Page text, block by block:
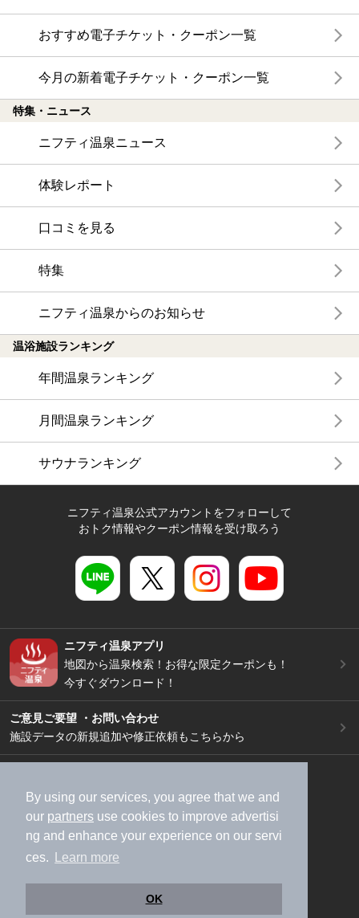
By using our services, you agree that we and
our partners use cookies to improve advertisi
ng and enhance your experience on our servi
ces.
Learn more
OK
おすすめ電子チケット・クーポン一覧
今月の新着電子チケット・クーポン一覧
特集・ニュース
ニフティ温泉ニュース
体験レポート
口コミを見る
特集
ニフティ温泉からのお知らせ
温浴施設ランキング
年間温泉ランキング
月間温泉ランキング
サウナランキング
ニフティ温泉公式アカウントをフォローして
おトク情報やクーポン情報を受け取ろう
ニフティ温泉アプリ
地図から温泉検索！お得な限定クーポンも！
今すぐダウンロード！
ご意見ご要望 ・お問い合わせ
施設データの新規追加や修正依頼もこちらから
加盟店募集（資料請求）
広告出稿のご案内
利用規約
ライフスタイルMEMBERS+規約
特定商取引法に基づく表記
ヘルプ
採用情報
運営会社